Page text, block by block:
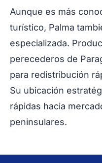
Aunque es más
turístico, Palma
especializada.
perecederos de
para redistribución
Su ubicación
rápidas hacia
peninsulares.